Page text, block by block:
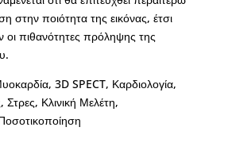
στην ποιότητα της εικόνας, έτσι
πιθανότητες πρόληψης της
3D SPECT, Καρδιολογία,
Στρες, Κλινική Μελέτη,